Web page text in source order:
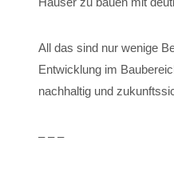
All das sind nur wenige
Entwicklung im
nachhaltig und
– – –